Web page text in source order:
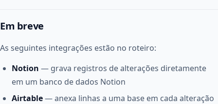
Em breve
As seguintes integrações estão no roteiro:
Notion — grava registros de alterações diretamente
em um banco de dados Notion
Airtable— anexa linhas a uma base em cada alteração